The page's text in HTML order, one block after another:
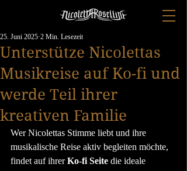
Unterstütze Nicolettas
Musikreise auf Ko-fi und
werde Teil ihrer
kreativen Familie
25. Juni 2025 2 Min. Lesezeit
Wer Nicolettas Stimme liebt und ihre
musikalische Reise aktiv begleiten möchte,
findet auf ihrer Ko-fi Seite die ideale